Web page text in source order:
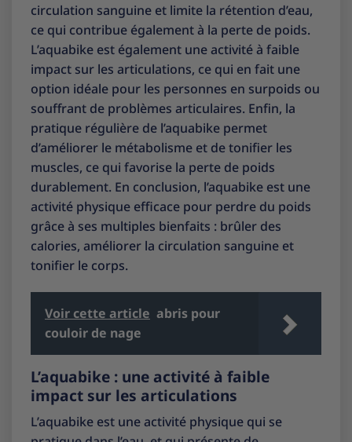
circulation sanguine et limite la rétention d’eau,
ce qui contribue également à la perte de poids.
L’aquabike est également une activité à faible
impact sur les articulations, ce qui en fait une
option idéale pour les personnes en surpoids ou
souffrant de problèmes articulaires. Enfin, la
pratique régulière de l’aquabike permet
d’améliorer le métabolisme et de tonifier les
muscles, ce qui favorise la perte de poids
durablement. En conclusion, l’aquabike est une
activité physique efficace pour perdre du poids
grâce à ses multiples bienfaits : brûler des
calories, améliorer la circulation sanguine et
tonifier le corps.
Voir cette article abris pour
couloir de nage
L’aquabike : une activité à faible
impact sur les articulations
L’aquabike est une activité physique qui se